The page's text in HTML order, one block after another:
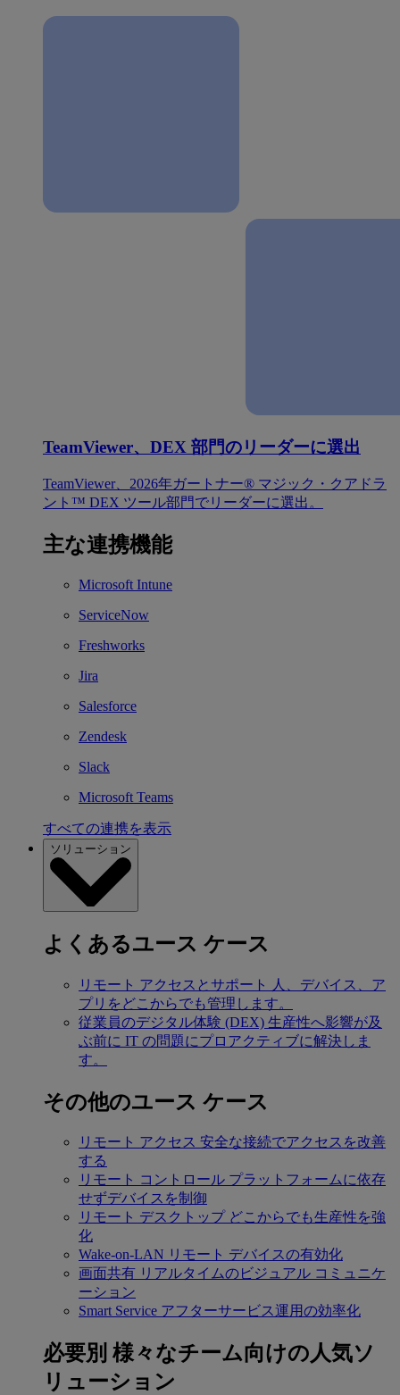
TeamViewer、DEX 部門のリーダーに選出
TeamViewer、2026年ガートナー® マジック・クアドラ
ント™ DEX ツール部門でリーダーに選出。
主な連携機能
Microsoft Intune
ServiceNow
Freshworks
Jira
Salesforce
Zendesk
Slack
Microsoft Teams
すべての連携を表示
ソリューション
よくあるユース ケース
リモート アクセスとサポート
人、デバイス、ア
プリをどこからでも管理します。
従業員のデジタル体験 (DEX) 生産性へ影響が及
ぶ前に IT の問題にプロアクティブに解決しま
す。
その他のユース ケース
リモート アクセス 安全な接続でアクセスを改善
する
リモート コントロール プラットフォームに依存
せずデバイスを制御
リモート デスクトップ どこからでも生産性を強
化
Wake-on-LAN リモート デバイスの有効化
画面共有 リアルタイムのビジュアル コミュニケ
ーション
Smart Service アフターサービス運用の効率化
必要別 様々なチーム向けの人気ソ
リューション